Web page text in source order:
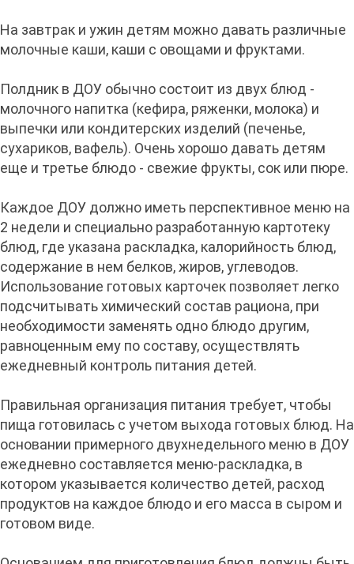
На завтрак и ужин детям можно давать различные
молочные каши, каши с овощами и фруктами.
Полдник в ДОУ обычно состоит из двух блюд -
молочного напитка (кефира, ряженки, молока) и
выпечки или кондитерских изделий (печенье,
сухариков, вафель). Очень хорошо давать детям
еще и третье блюдо - свежие фрукты, сок или пюре.
Каждое ДОУ должно иметь перспективное меню на
2 недели и специально разработанную картотеку
блюд, где указана раскладка, калорийность блюд,
содержание в нем белков, жиров, углеводов.
Использование готовых карточек позволяет легко
подсчитывать химический состав рациона, при
необходимости заменять одно блюдо другим,
равноценным ему по составу, осуществлять
ежедневный контроль питания детей.
Правильная организация питания требует, чтобы
пища готовилась с учетом выхода готовых блюд. На
основании примерного двухнедельного меню в ДОУ
ежедневно составляется меню-раскладка, в
котором указывается количество детей, расход
продуктов на каждое блюдо и его масса в сыром и
готовом виде.